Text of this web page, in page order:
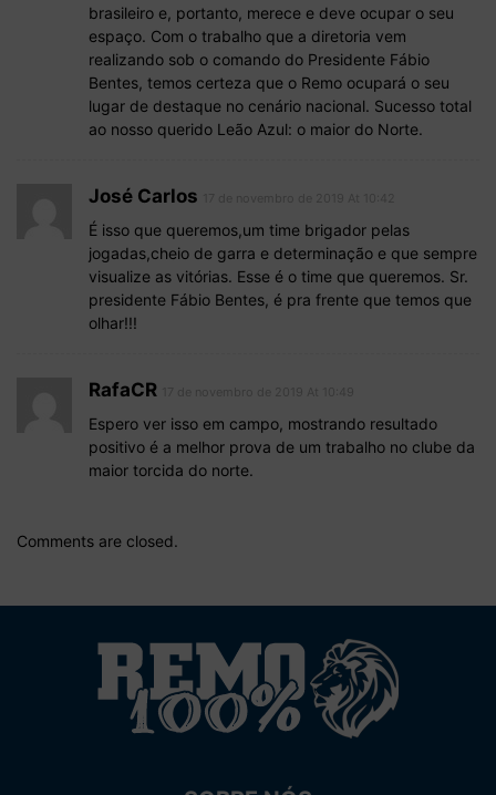
brasileiro e, portanto, merece e deve ocupar o seu
espaço. Com o trabalho que a diretoria vem
realizando sob o comando do Presidente Fábio
Bentes, temos certeza que o Remo ocupará o seu
lugar de destaque no cenário nacional. Sucesso total
ao nosso querido Leão Azul: o maior do Norte.
José Carlos
É isso que queremos,um time brigador pelas
jogadas,cheio de garra e determinação e que sempre
visualize as vitórias. Esse é o time que queremos. Sr.
presidente Fábio Bentes, é pra frente que temos que
olhar!!!
RafaCR
Espero ver isso em campo, mostrando resultado
positivo é a melhor prova de um trabalho no clube da
maior torcida do norte.
Comments are closed.